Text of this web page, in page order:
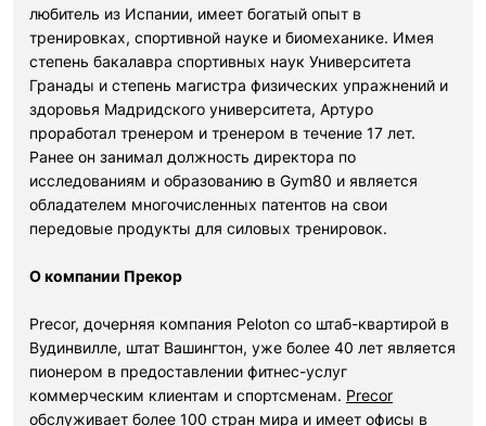
любитель из Испании, имеет богатый опыт в
тренировках, спортивной науке и биомеханике. Имея
степень бакалавра спортивных наук Университета
Гранады и степень магистра физических упражнений и
здоровья Мадридского университета, Артуро
проработал тренером и тренером в течение 17 лет.
Ранее он занимал должность директора по
исследованиям и образованию в Gym80 и является
обладателем многочисленных патентов на свои
передовые продукты для силовых тренировок.
О компании Прекор
Precor, дочерняя компания Peloton со штаб-квартирой в
Вудинвилле, штат Вашингтон, уже более 40 лет является
пионером в предоставлении фитнес-услуг
коммерческим клиентам и спортсменам. Precor
обслуживает более 100 стран мира и имеет офисы в